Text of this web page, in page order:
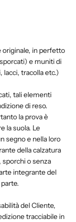
in perfetto
e muniti di
lacci, tracolla etc.)
tali elementi
di reso.
la prova è
la suola. Le
segno e nella loro
della calzatura
o senza
integrante del
del Cliente,
tracciabile in